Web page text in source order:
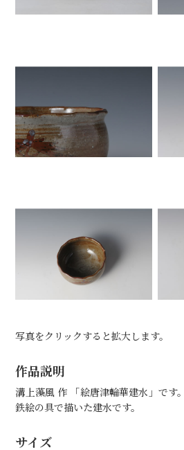
写真をクリックすると拡大します。
作品説明
溝上藻風 作 「絵唐津輪華建水」です
鉄絵の具で描いた建水です。
サイズ